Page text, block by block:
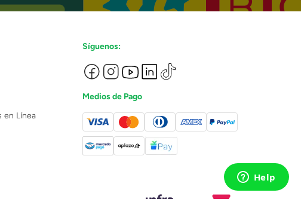
en Línea
Síguenos:
Medios de Pago